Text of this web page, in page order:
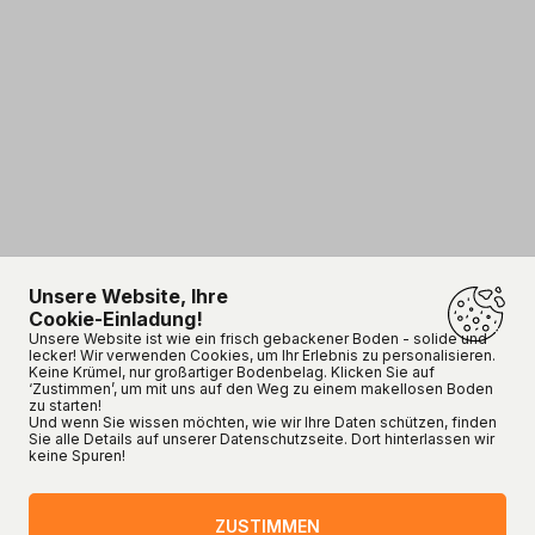
Unsere Website, Ihre
Cookie-Einladung!
Unsere Website ist wie ein frisch gebackener Boden - solide und
lecker! Wir verwenden Cookies, um Ihr Erlebnis zu personalisieren.
Keine Krümel, nur großartiger Bodenbelag. Klicken Sie auf
‘Zustimmen’, um mit uns auf den Weg zu einem makellosen Boden
zu starten!
Und wenn Sie wissen möchten, wie wir Ihre Daten schützen, finden
Sie alle Details auf unserer Datenschutzseite. Dort hinterlassen wir
keine Spuren!
ZUSTIMMEN